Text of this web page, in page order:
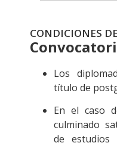
CONDICIONES
Los
título de
En el caso
culminado
de